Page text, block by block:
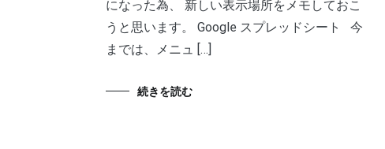
になった為、 新しい表示場所をメモしておこ
うと思います。 Google スプレッドシート 今
までは、メニュ […]
続きを読む